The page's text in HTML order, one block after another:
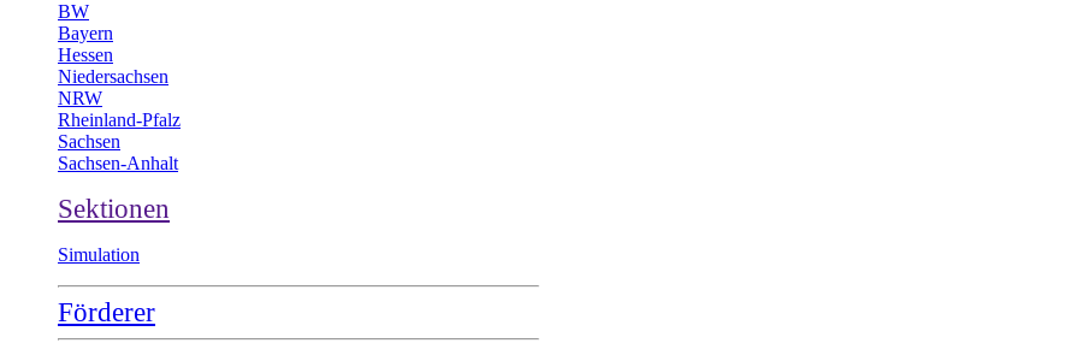
BW
Bayern
Hessen
Niedersachsen
NRW
Rheinland-Pfalz
Sachsen
Sachsen-Anhalt
Sektionen
Simulation
Förderer